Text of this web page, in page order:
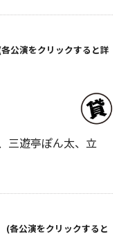
公演をクリックすると詳
三遊亭ぽん太、立
(各公演をクリックすると